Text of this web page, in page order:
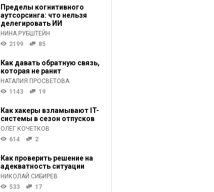
Пределы когнитивного
аутсорсинга: что нельзя
делегировать ИИ
НИНА РУБШТЕЙН
2199
85
Как давать обратную связь,
которая не ранит
НАТАЛИЯ ПРОСВЕТОВА
1143
19
Как хакеры взламывают IT-
системы в сезон отпусков
ОЛЕГ КОЧЕТКОВ
614
2
Как проверить решение на
адекватность ситуации
НИКОЛАЙ СИБИРЕВ
533
17